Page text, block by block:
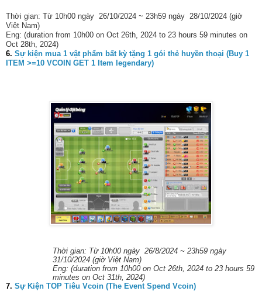
Thời gian: Từ 10h00 ngày 26/10/2024 ~ 23h59 ngày 28/10/2024 (giờ
Việt Nam)
Eng: (duration from 10h00 on Oct 26th, 2024 to 23 hours 59 minutes on
Oct 28th, 2024)
6. Sự kiện mua 1 vật phẩm bất kỳ tặng 1 gói thẻ huyền thoại (Buy 1
ITEM >=10 VCOIN GET 1 Item legendary)
Thời gian: Từ 10h00 ngày 26/8/2024 ~ 23h59 ngày
31/10/2024 (giờ Việt Nam)
Eng: (duration from 10h00 on Oct 26th, 2024 to 23 hours 59
minutes on Oct 31th, 2024)
7. Sự Kiện TOP Tiêu Vcoin (The Event Spend Vcoin)